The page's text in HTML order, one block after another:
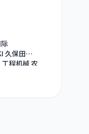
久保田
程机械 农